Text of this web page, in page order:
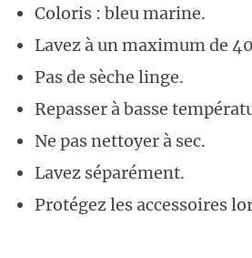
Coloris : bleu marine.
Lavez à un maximum de
Pas de sèche linge.
Repasser à basse
Ne pas nettoyer à sec.
Lavez séparément.
Protégez les accessoires